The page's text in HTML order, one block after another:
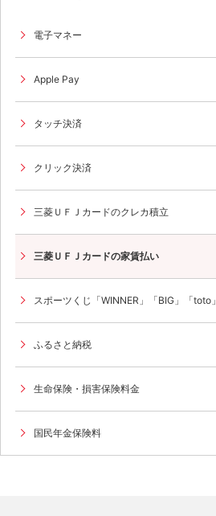
電子マネー
Apple Pay
タッチ決済
クリック決済
三菱ＵＦＪカードのクレカ積立
三菱ＵＦＪカードの家賃払い
スポーツくじ「WINNER」「BIG」「toto」
ふるさと納税
生命保険・損害保険料金
国民年金保険料